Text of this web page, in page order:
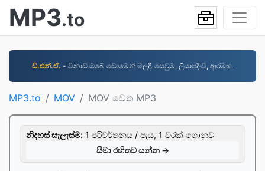
MP3.to
ඩී.එන්.ඒ. - විනාඩි ඔබේ ඩොමේන් මිලදී. සෙවුම්, ලියාපදිංචි, ආරම්භ.
MP3.to MOV MOV වෙත MP3
නිදහස් සැලැස්ම: 1 පරිවර්තනය / පැය, 1 වරක් ගොනුව
සීමා රහිතව යන්න →